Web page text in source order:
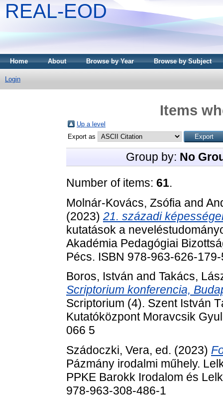
REAL-EOD
Home About Browse by Year Browse by Subject
Login
Items
Up a level
Export as
Group by: No
Number of items: 61.
Molnár-Kovács, Zsófia and
(2023) 21. századi
kutatások a
Akadémia Pedagógiai
Pécs. ISBN 978-963-626-
Boros, István and Takács,
Scriptorium konferencia,
Scriptorium (4). Szent István
Kutatóközpont Moravcsik
066 5
Szádoczki, Vera, ed. (2023)
Pázmány irodalmi műhely.
PPKE Barokk Irodalom és
978-963-308-486-1